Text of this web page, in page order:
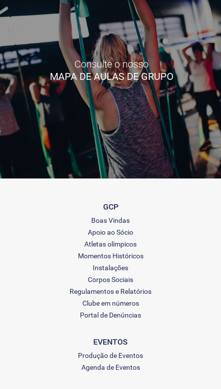
Consulte o nosso
MAPA DE AULAS DE GRUPO
GCP
Boas Vindas
Apoio ao Sócio
Atletas olímpicos
Momentos Históricos
Instalações
Corpos Sociais
Regulamentos e Relatórios
Clube em números
Portal de Denúncias
EVENTOS
Produção de Eventos
Agenda de Eventos